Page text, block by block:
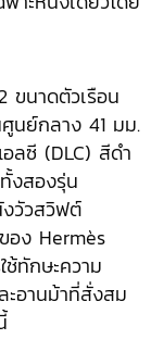
ขนาดตัวเรือน
นย์กลาง 41 มม.
ลซี (DLC) สีดำ
งสองรุ่น
วัวสวิฟต์
อง Hermès
ทักษะความ
ะอานม้าที่สั่งสม